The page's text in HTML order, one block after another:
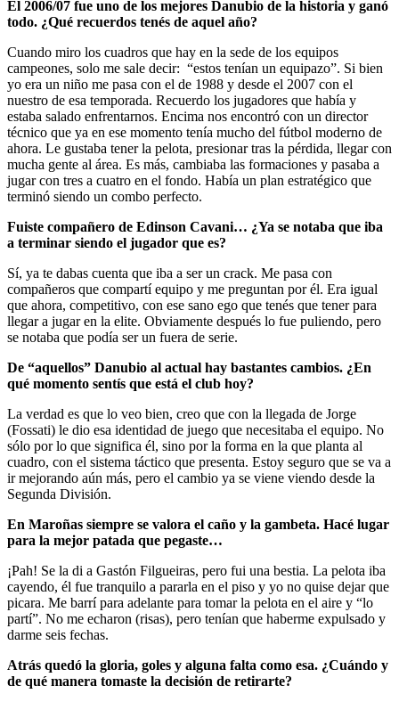
El 2006/07 fue uno de los mejores Danubio de la historia y ganó
todo. ¿Qué recuerdos tenés de aquel año?
Cuando miro los cuadros que hay en la sede de los equipos
campeones, solo me sale decir: “estos tenían un equipazo”. Si bien
yo era un niño me pasa con el de 1988 y desde el 2007 con el
nuestro de esa temporada. Recuerdo los jugadores que había y
estaba salado enfrentarnos. Encima nos encontró con un director
técnico que ya en ese momento tenía mucho del fútbol moderno de
ahora. Le gustaba tener la pelota, presionar tras la pérdida, llegar con
mucha gente al área. Es más, cambiaba las formaciones y pasaba a
jugar con tres a cuatro en el fondo. Había un plan estratégico que
terminó siendo un combo perfecto.
Fuiste compañero de Edinson Cavani… ¿Ya se notaba que iba
a terminar siendo el jugador que es?
Sí, ya te dabas cuenta que iba a ser un crack. Me pasa con
compañeros que compartí equipo y me preguntan por él. Era igual
que ahora, competitivo, con ese sano ego que tenés que tener para
llegar a jugar en la elite. Obviamente después lo fue puliendo, pero
se notaba que podía ser un fuera de serie.
De “aquellos” Danubio al actual hay bastantes cambios. ¿En
qué momento sentís que está el club hoy?
La verdad es que lo veo bien, creo que con la llegada de Jorge
(Fossati) le dio esa identidad de juego que necesitaba el equipo. No
sólo por lo que significa él, sino por la forma en la que planta al
cuadro, con el sistema táctico que presenta. Estoy seguro que se va a
ir mejorando aún más, pero el cambio ya se viene viendo desde la
Segunda División.
En Maroñas siempre se valora el caño y la gambeta. Hacé lugar
para la mejor patada que pegaste…
¡Pah! Se la di a Gastón Filgueiras, pero fui una bestia. La pelota iba
cayendo, él fue tranquilo a pararla en el piso y yo no quise dejar que
picara. Me barrí para adelante para tomar la pelota en el aire y “lo
partí”. No me echaron (risas), pero tenían que haberme expulsado y
darme seis fechas.
Atrás quedó la gloria, goles y alguna falta como esa. ¿Cuándo y
de qué manera tomaste la decisión de retirarte?